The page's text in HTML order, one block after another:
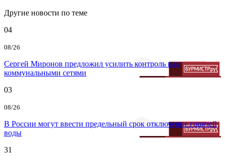
Другие новости по теме
04
08/26
Сергей Миронов предложил усилить контроль над
коммунальными сетями
03
08/26
В России могут ввести предельный срок отключение горячей
воды
31